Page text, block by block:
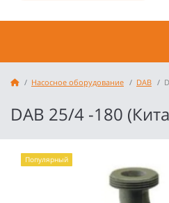
Насосное оборудование DAB
DAB 25/4 -180
Популярный